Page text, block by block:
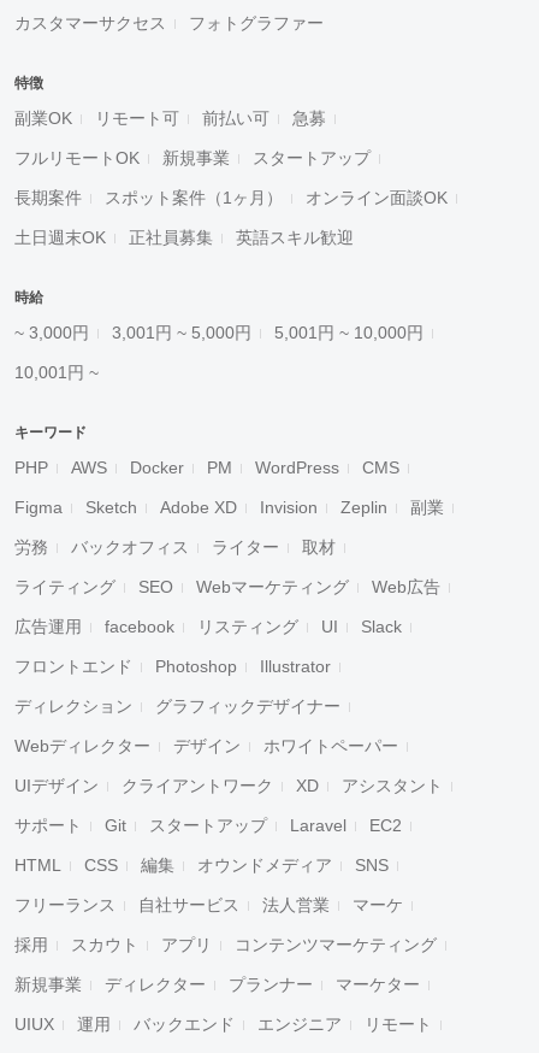
カスタマーサクセス フォトグラファー
特徴
副業OK リモート可 前払い可 急募
フルリモートOK 新規事業 スタートアップ
長期案件 スポット案件（1ヶ月） オンライン面談OK
土日週末OK 正社員募集 英語スキル歓迎
時給
~ 3,000円 3,001円 ~ 5,000円 5,001円 ~ 10,000円
10,001円 ~
キーワード
PHP AWS Docker PM WordPress CMS
Figma Sketch Adobe XD Invision Zeplin 副業
労務 バックオフィス ライター 取材
ライティング SEO Webマーケティング Web広告
広告運用 facebook リスティング UI Slack
フロントエンド Photoshop Illustrator
ディレクション グラフィックデザイナー
Webディレクター デザイン ホワイトペーパー
UIデザイン クライアントワーク XD アシスタント
サポート Git スタートアップ Laravel EC2
HTML CSS 編集 オウンドメディア SNS
フリーランス 自社サービス 法人営業 マーケ
採用 スカウト アプリ コンテンツマーケティング
新規事業 ディレクター プランナー マーケター
UIUX 運用 バックエンド エンジニア リモート